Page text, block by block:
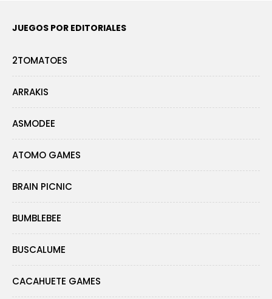
JUEGOS POR EDITORIALES
2TOMATOES
ARRAKIS
ASMODEE
ATOMO GAMES
BRAIN PICNIC
BUMBLEBEE
BUSCALUME
CACAHUETE GAMES